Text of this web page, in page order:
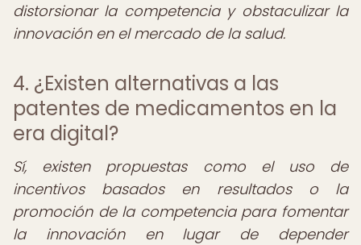
distorsionar la competencia y obstaculizar la
innovación en el mercado de la salud.
4. ¿Existen alternativas a las
patentes de medicamentos en la
era digital?
Sí, existen propuestas como el uso de
incentivos basados en resultados o la
promoción de la competencia para fomentar
la innovación en lugar de depender